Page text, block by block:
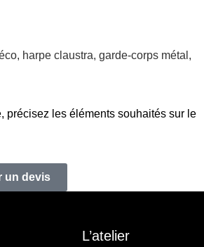
harpe claustra, garde-corps métal,
précisez les éléments souhaités sur le
un devis
L’atelier